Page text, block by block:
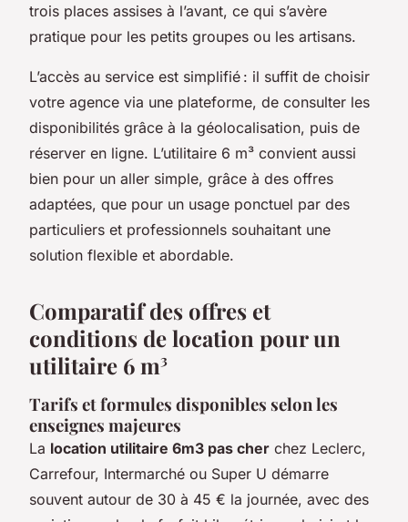
trois places assises à l’avant, ce qui s’avère
pratique pour les petits groupes ou les artisans.
L’accès au service est simplifié : il suffit de choisir
votre agence via une plateforme, de consulter les
disponibilités grâce à la géolocalisation, puis de
réserver en ligne. L’utilitaire 6 m³ convient aussi
bien pour un aller simple, grâce à des offres
adaptées, que pour un usage ponctuel par des
particuliers et professionnels souhaitant une
solution flexible et abordable.
Comparatif des offres et
conditions de location pour un
utilitaire 6 m³
Tarifs et formules disponibles selon les
enseignes majeures
La location utilitaire 6m3 pas cher chez Leclerc,
Carrefour, Intermarché ou Super U démarre
souvent autour de 30 à 45 € la journée, avec des